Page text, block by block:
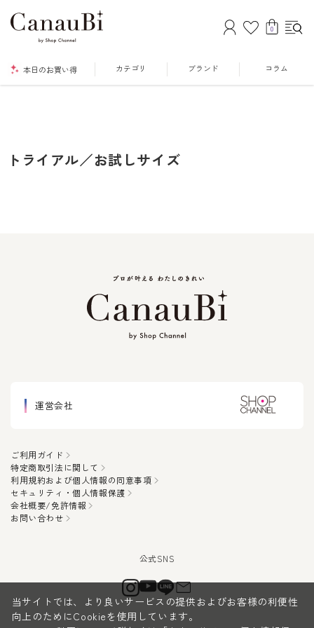
0
本日のお買い得 カテゴリ ブランド コラム
トライアル／お試しサイズ
運営会社
ご利用ガイド
特定商取引法に関して
利用規約および個人情報の同意事項
セキュリティ・個人情報保護
会社概要/免許情報
お問い合わせ
当サイトでは、より良いサービスの提供およびお客様の利便性
向上のためにCookieを使用しています。